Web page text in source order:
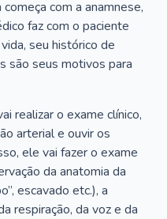
com a anamnese,
faz com o paciente
seu histórico de
são seus motivos para
realizar o exame clínico,
arterial e ouvir os
ele vai fazer o exame
da anatomia da
escavado etc.), a
respiração, da voz e da